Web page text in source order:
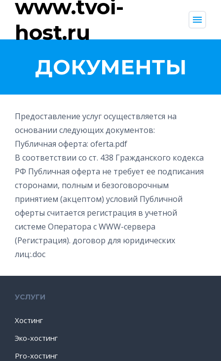
www.tvoi-
host.ru
menu
ДОКУМЕНТЫ
Предоставление услуг осуществляется на
основании следующих документов:
Публичная оферта: oferta.pdf
В соответствии со ст. 438 Гражданского кодекса
РФ Публичная оферта не требует ее подписания
сторонами, полным и безоговорочным
принятием (акцептом) условий Публичной
оферты считается регистрация в учетной
системе Оператора с WWW-сервера
(Регистрация). договор для юридических
лиц:.doc
УСЛУГИ
Хостинг
Эко-хостинг
Pro-хостинг